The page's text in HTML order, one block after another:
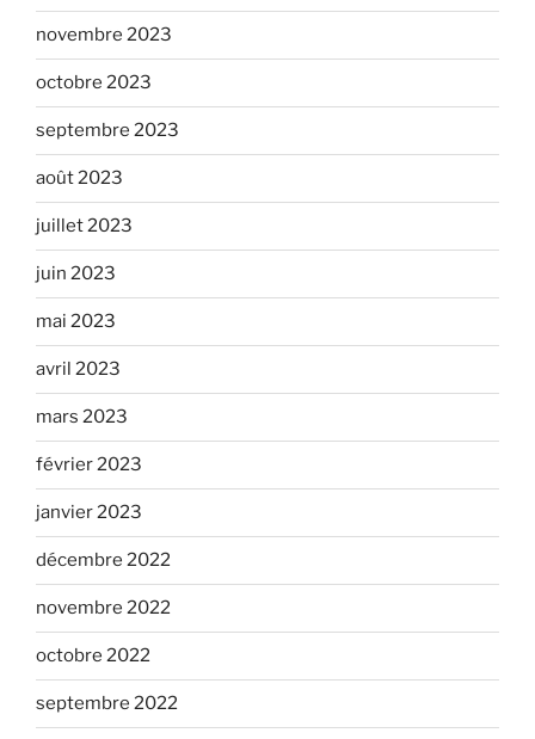
novembre 2023
octobre 2023
septembre 2023
août 2023
juillet 2023
juin 2023
mai 2023
avril 2023
mars 2023
février 2023
janvier 2023
décembre 2022
novembre 2022
octobre 2022
septembre 2022